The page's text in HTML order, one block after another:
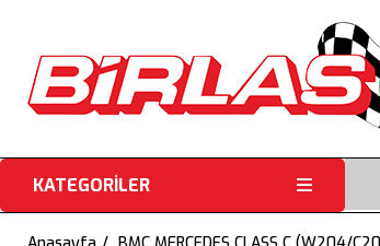
KATEGORİLER